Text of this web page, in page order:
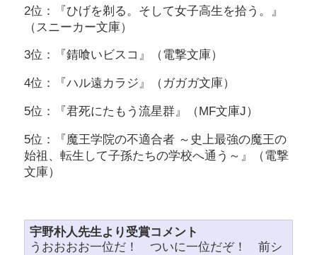
2位：『ひげを剃る。そして女子高生を拾う。』
（スニーカー文庫）
3位：『錆喰いビスコ』（電撃文庫）
4位：『ハル遠カラジ』（ガガガ文庫）
5位：『君死にたもう流星群』（MF文庫J）
5位：『魔王学院の不適合者 ～史上最強の魔王の
始祖、転生して子孫たちの学校へ通う～』（電撃
文庫）
宇野朴人先生より受賞コメント
うおおおお一位だ！ ついに一位だぞ！ 前シ